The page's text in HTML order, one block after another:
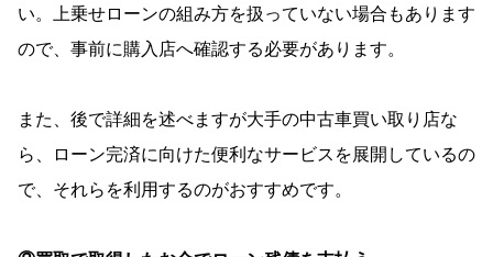
い。上乗せローンの組み方を扱っていない場合もあります
ので、事前に購入店へ確認する必要があります。
また、後で詳細を述べますが大手の中古車買い取り店な
ら、ローン完済に向けた便利なサービスを展開しているの
で、それらを利用するのがおすすめです。